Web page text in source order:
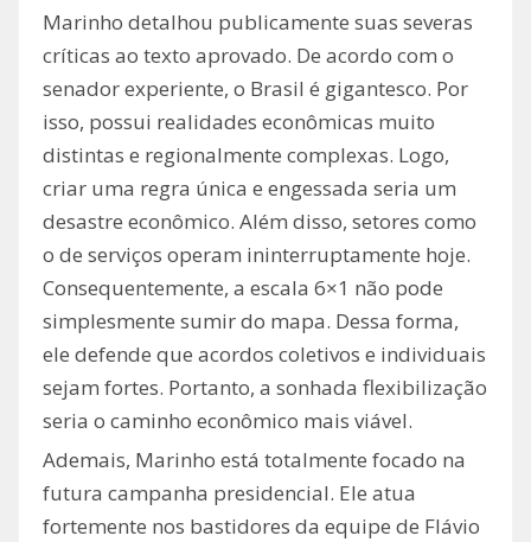
Marinho detalhou publicamente suas severas
críticas ao texto aprovado. De acordo com o
senador experiente, o Brasil é gigantesco. Por
isso, possui realidades econômicas muito
distintas e regionalmente complexas. Logo,
criar uma regra única e engessada seria um
desastre econômico. Além disso, setores como
o de serviços operam ininterruptamente hoje.
Consequentemente, a escala 6×1 não pode
simplesmente sumir do mapa. Dessa forma,
ele defende que acordos coletivos e individuais
sejam fortes. Portanto, a sonhada flexibilização
seria o caminho econômico mais viável.
Ademais, Marinho está totalmente focado na
futura campanha presidencial. Ele atua
fortemente nos bastidores da equipe de Flávio